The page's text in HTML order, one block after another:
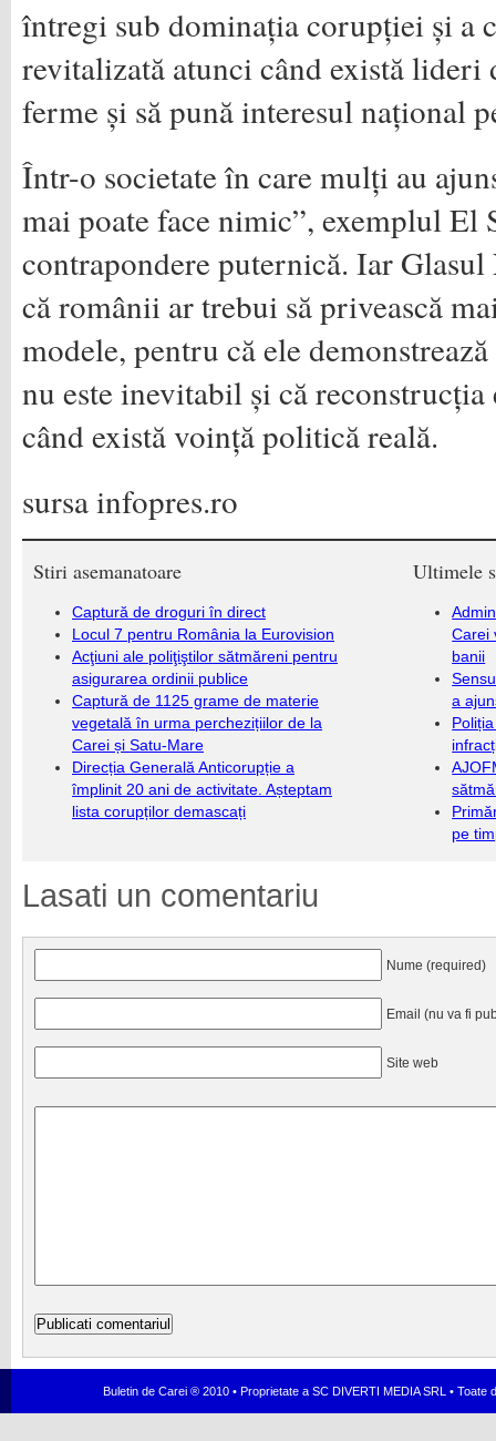
întregi sub dominația corupției și a
revitalizată atunci când există lideri
ferme și să pună interesul național
Într-o societate în care mulți au
mai poate face nimic”, exemplul El
contrapondere puternică. Iar
că românii ar trebui să privească
modele, pentru că ele
nu este inevitabil și că
când există voință politică reală.
sursa infopres.ro
Stiri asemanatoare
Captură de droguri în direct
Locul 7 pentru România la Eurovision
Acţiuni ale poliţiştilor sătmăreni pentru
asigurarea ordinii publice
Captură de 1125 grame de materie
vegetală în urma perchezițiilor de la
Carei și Satu-Mare
Direcția Generală Anticorupție a
împlinit 20 ani de activitate. Așteptam
lista corupților demascați
Ultimele
Carei
banii
a
pe
Lasati un comentariu
Nume (required)
Email (nu va fi
Site web
Buletin de Carei ® 2010 • Proprietate a SC DIVERTI MEDIA SRL •